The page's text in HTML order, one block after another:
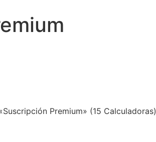
Premium» (15 Calculadoras)